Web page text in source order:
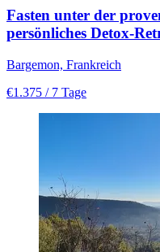
Fasten unter der
persönliches Detox-
Bargemon, Frankreich
€1.375 / 7 Tage